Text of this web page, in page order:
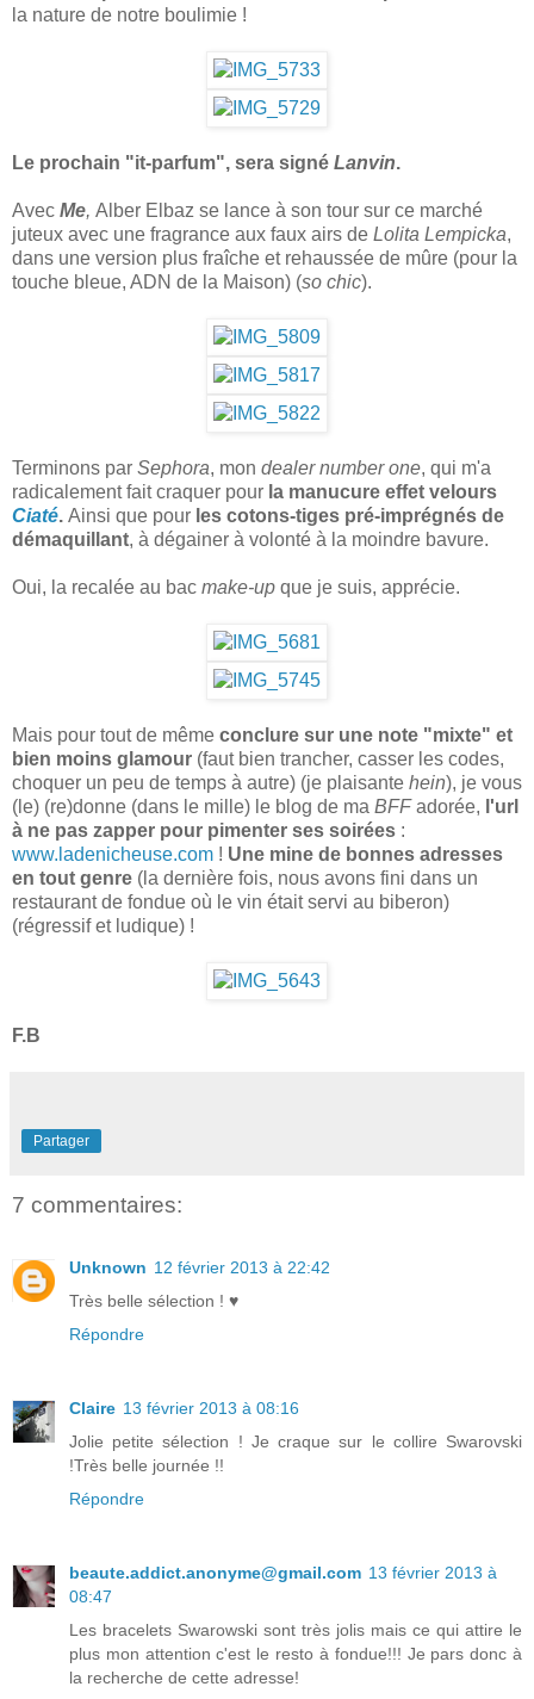
la nature de notre boulimie !
Le prochain "it-parfum", sera signé Lanvin.
Avec Me, Alber Elbaz se lance à son tour sur ce marché
juteux avec une fragrance aux faux airs de Lolita Lempicka,
dans une version plus fraîche et rehaussée de mûre (pour la
touche bleue, ADN de la Maison) (so chic).
Terminons par Sephora, mon dealer number one, qui m'a
radicalement fait craquer pour la manucure effet velours
Ciaté. Ainsi que pour les cotons-tiges pré-imprégnés de
démaquillant, à dégainer à volonté à la moindre bavure.
Oui, la recalée au bac make-up que je suis, apprécie.
Mais pour tout de même conclure sur une note "mixte" et
bien moins glamour (faut bien trancher, casser les codes,
choquer un peu de temps à autre) (je plaisante hein), je vous
(le) (re)donne (dans le mille) le blog de ma BFFadorée, l'url
à ne pas zapper pour pimenter ses soirées :
www.ladenicheuse.com ! Une mine de bonnes adresses
en tout genre (la dernière fois, nous avons fini dans un
restaurant de fondue où le vin était servi au biberon)
(régressif et ludique) !
F.B
Partager
7 commentaires:
Unknown 12 février 2013 à 22:42
Très belle sélection ! ♥
Répondre
Claire 13 février 2013 à 08:16
Jolie petite sélection ! Je craque sur le collire Swarovski
!Très belle journée !!
Répondre
beaute.addict.anonyme@gmail.com 13 février 2013 à
08:47
Les bracelets Swarowski sont très jolis mais ce qui attire le
plus mon attention c'est le resto à fondue!!! Je pars donc à
la recherche de cette adresse!